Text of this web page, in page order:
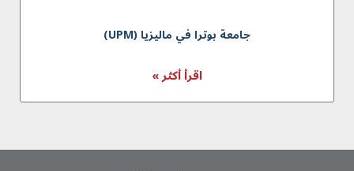
جامعة بوترا في ماليزيا (UPM)
اقرأ أكثر »